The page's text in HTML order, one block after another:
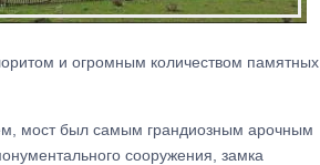
и огромным количеством памятных
мост был самым грандиозным арочным
сооружения, замка